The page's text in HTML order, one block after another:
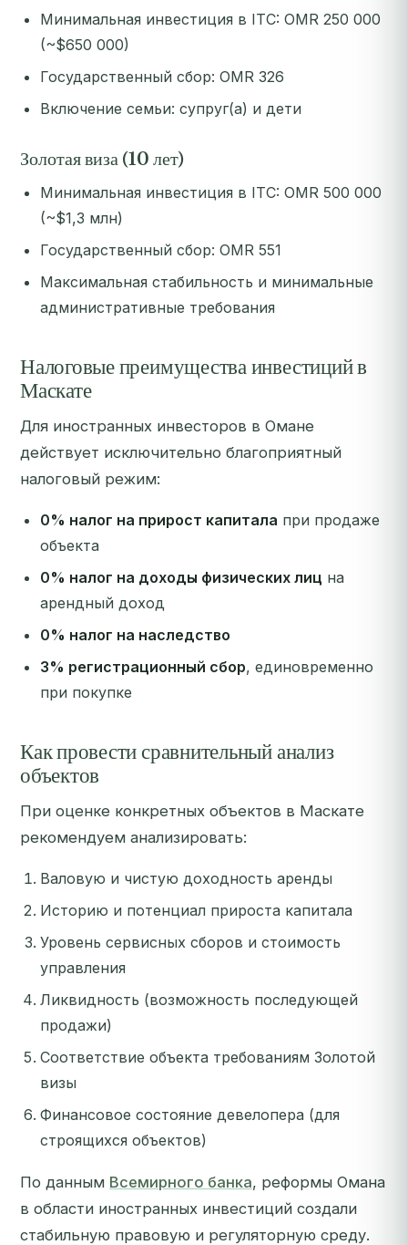
Минимальная инвестиция в ITC: OMR 250 000
(~$650 000)
Государственный сбор: OMR 326
Включение семьи: супруг(а) и дети
Золотая виза (10 лет)
Минимальная инвестиция в ITC: OMR 500 000
(~$1,3 млн)
Государственный сбор: OMR 551
Максимальная стабильность и минимальные
административные требования
Налоговые преимущества инвестиций в
Маскате
Для иностранных инвесторов в Омане
действует исключительно благоприятный
налоговый режим:
0% налог на прирост капитала при продаже
объекта
0% налог на доходы физических лиц на
арендный доход
0% налог на наследство
3% регистрационный сбор, единовременно
при покупке
Как провести сравнительный анализ
объектов
При оценке конкретных объектов в Маскате
рекомендуем анализировать:
Валовую и чистую доходность аренды
Историю и потенциал прироста капитала
Уровень сервисных сборов и стоимость
управления
Ликвидность (возможность последующей
продажи)
Соответствие объекта требованиям Золотой
визы
Финансовое состояние девелопера (для
строящихся объектов)
По данным Всемирного банка, реформы Омана
в области иностранных инвестиций создали
стабильную правовую и регуляторную среду.